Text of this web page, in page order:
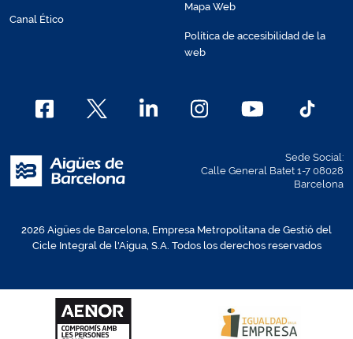
Canal Ético
Mapa Web
Política de accesibilidad de la
web
Sede Social:
Calle General Batet 1-7 08028
Barcelona
2026 Aigües de Barcelona, Empresa Metropolitana de Gestió del
Cicle Integral de l'Aigua, S.A. Todos los derechos reservados